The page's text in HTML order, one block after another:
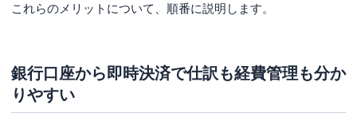
ほとんどの場合年会費がかかる
カード作成時に審査があり落ちる可能性がある
これらのメリットについて、順番に説明します。
銀行口座から即時決済で仕訳も経費管理も分か
りやすい